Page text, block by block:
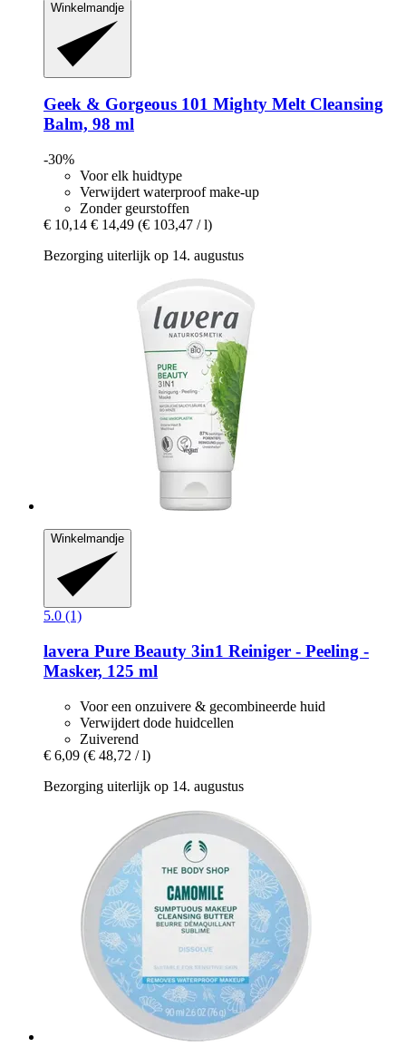
Winkelmandje
Geek & Gorgeous 101 Mighty Melt Cleansing
Balm, 98 ml
-30%
Voor elk huidtype
Verwijdert waterproof make-up
Zonder geurstoffen
€ 10,14 € 14,49 (€ 103,47 / l)
Bezorging uiterlijk op 14. augustus
Winkelmandje
5.0 (1)
lavera Pure Beauty 3in1 Reiniger -​ Peeling -​
Masker, 125 ml
Voor een onzuivere & gecombineerde huid
Verwijdert dode huidcellen
Zuiverend
€ 6,09 (€ 48,72 / l)
Bezorging uiterlijk op 14. augustus